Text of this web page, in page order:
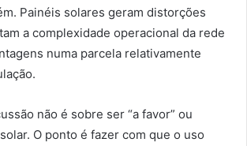
Painéis solares geram distorções
a complexidade operacional da rede
numa parcela relativamente
não é sobre ser “a favor” ou
O ponto é fazer com que o uso